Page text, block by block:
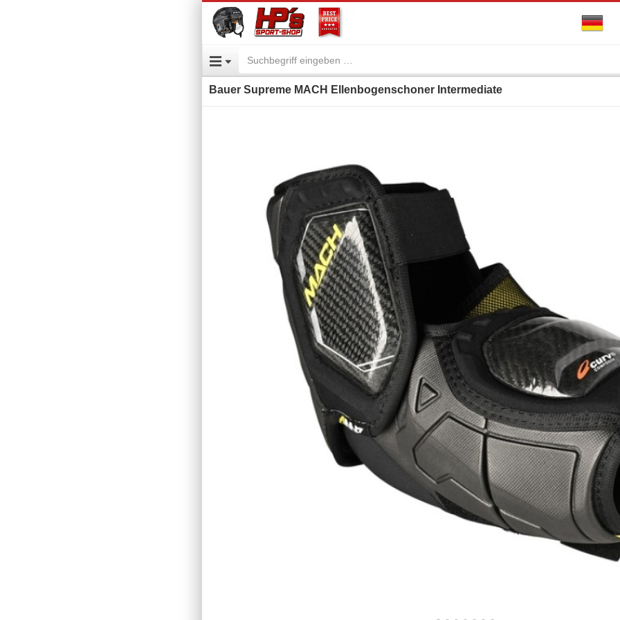
Bauer Supreme MACH Ellenbogenschoner Intermediate